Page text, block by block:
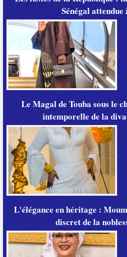
Sénégal attendue
Le Magal de Touba sous le
intemporelle de la
L'élégance en héritage :
discret de la